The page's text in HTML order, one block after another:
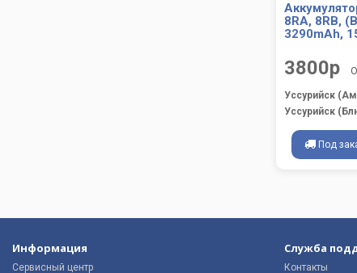
8RA, 8RB,
3290mAh,
3800р
Уссурийск
Уссурийск
Под
Информация
Сервисный центр
Служба
Контакты